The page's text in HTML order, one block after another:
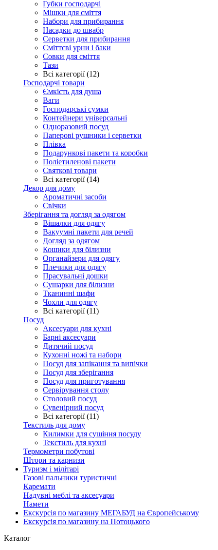
Губки господарчі
Мішки для сміття
Набори для прибирання
Насадки до швабр
Серветки для прибирання
Сміттєві урни і баки
Совки для сміття
Тази
Всі категорії (12)
Господарчі товари
Ємкість для душа
Ваги
Господарські сумки
Контейнери універсальні
Одноразовий посуд
Паперові рушники і серветки
Плівка
Подарункові пакети та коробки
Поліетиленові пакети
Святкові товари
Всі категорії (14)
Декор для дому
Ароматичні засоби
Свічки
Зберігання та догляд за одягом
Вішалки для одягу
Вакуумні пакети для речей
Догляд за одягом
Кошики для білизни
Органайзери для одягу
Плечики для одягу
Прасувальні дошки
Сушарки для білизни
Тканинні шафи
Чохли для одягу
Всі категорії (11)
Посуд
Аксесуари для кухні
Барні аксесуари
Дитячий посуд
Кухонні ножі та набори
Посуд для запікання та випічки
Посуд для зберігання
Посуд для приготування
Сервірування столу
Столовий посуд
Сувенірний посуд
Всі категорії (11)
Текстиль для дому
Килимки для сушіння посуду
Текстиль для кухні
Термометри побутові
Штори та карнизи
Туризм і мілітарі
Газові пальники туристичні
Каремати
Надувні меблі та аксесуари
Намети
Екскурсія по магазину МЕГАБУД на Європейському
Екскурсія по магазину на Потоцького
Каталог